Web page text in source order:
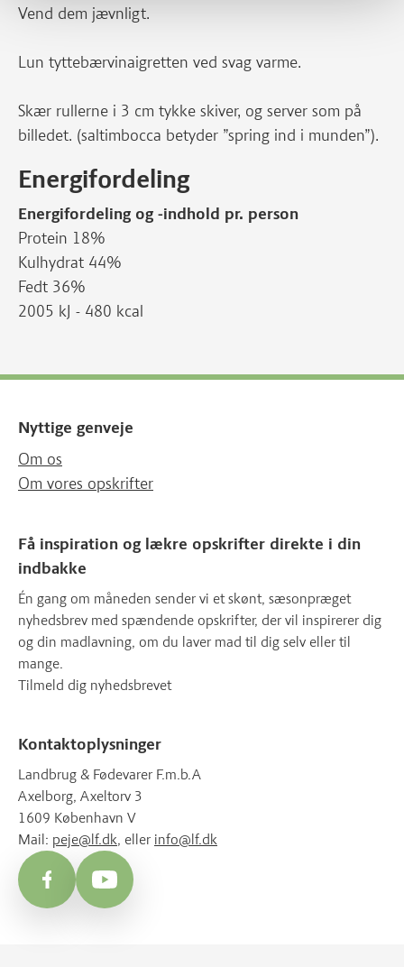
Vend dem jævnligt.
Lun tyttebærvinaigretten ved svag varme.
Skær rullerne i 3 cm tykke skiver, og server som på
billedet. (saltimbocca betyder ”spring ind i munden”).
Energifordeling
Energifordeling og -indhold pr. person
Protein 18%
Kulhydrat 44%
Fedt 36%
2005 kJ - 480 kcal
Nyttige genveje
Om os
Om vores opskrifter
Få inspiration og lækre opskrifter direkte i din
indbakke
Én gang om måneden sender vi et skønt, sæsonpræget
nyhedsbrev med spændende opskrifter, der vil inspirerer dig
og din madlavning, om du laver mad til dig selv eller til
mange.
Tilmeld dig nyhedsbrevet
Kontaktoplysninger
Landbrug & Fødevarer F.m.b.A
Axelborg, Axeltorv 3
1609 København V
Mail: peje@lf.dk, eller info@lf.dk
FacebookYouTube